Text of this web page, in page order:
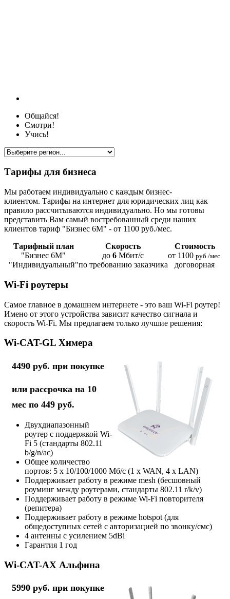
Общайся!
Смотри!
Учись!
Тарифы для бизнеса
Мы работаем индивидуально с каждым бизнес-
клиентом. Тарифы на интернет для юридических лиц как
правило рассчитываются индивидуально. Но мы готовы
представить Вам самый востребованный среди наших
клиентов тариф "Бизнес 6М" - от 1100 руб./мес.
Тарифный план
Скорость
Стоимость
"Бизнес 6М"
до 6 Мбит/с от 1100 руб./мес.
"Индивидуальный"по требованию заказчика договорная
Wi-Fi роутеры
Самое главное в домашнем интернете - это ваш Wi-Fi роутер!
Имено от этого устройства зависит качество сигнала и
скорость Wi-Fi. Мы предлагаем только лучшие решения:
Wi-CAT-GL Химера
4490 руб. при покупке
или рассрочка на 10
мес по 449 руб.
Двухдиапазонный
роутер с поддержкой Wi-
Fi 5 (стандарты 802.11
b/g/n/ac)
Общее количество
портов: 5 х 10/100/1000 Мб/с (1 x WAN, 4 x LAN)
Поддерживает работу в режиме mesh (бесшовный
роуминг между роутерами, стандарты 802.11 r/k/v)
Поддерживает работу в режиме Wi-Fi повторителя
(репитера)
Поддерживает работу в режиме hotspot (для
общедоступных сетей с авторизацией по звонку/смс)
4 антенны с усилением 5dBi
Гарантия 1 год
Wi-CAT-AX Альфина
5990 руб. при покупке